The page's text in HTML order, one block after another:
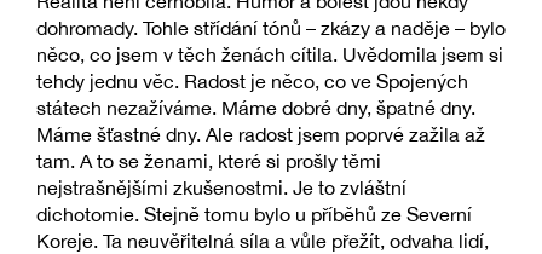
dohromady. Tohle střídání tónů – zkázy a naděje – bylo
něco, co jsem v těch ženách cítila. Uvědomila jsem si
tehdy jednu věc. Radost je něco, co ve Spojených
státech nezažíváme. Máme dobré dny, špatné dny.
Máme šťastné dny. Ale radost jsem poprvé zažila až
tam. A to se ženami, které si prošly těmi
nejstrašnějšími zkušenostmi. Je to zvláštní
dichotomie. Stejně tomu bylo u příběhů ze Severní
Koreje. Ta neuvěřitelná síla a vůle přežít, odvaha lidí,